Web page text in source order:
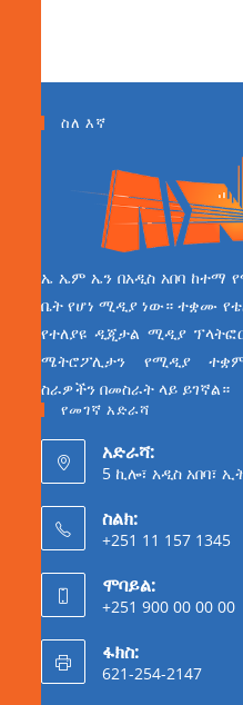
ስለ እኛ
ኤ ኤም ኤን በአዲስ አበባ ከተማ
ቤት የሆነ ሚዲያ ነው። ተቋሙ
የተለያዩ ዲጂታል ሚዲያ
ሜትሮፖሊታን የሚዲያ
ስራዎችን በመስራት ላይ ይገኛል።
የመገኛ አድራሻ
አድራሻ:
5 ኪሎ፣ አዲስ አበባ፣
ስልክ:
+251 11 157 1345
ሞባይል:
+251 900 00 00 00
ፋክስ:
621-254-2147